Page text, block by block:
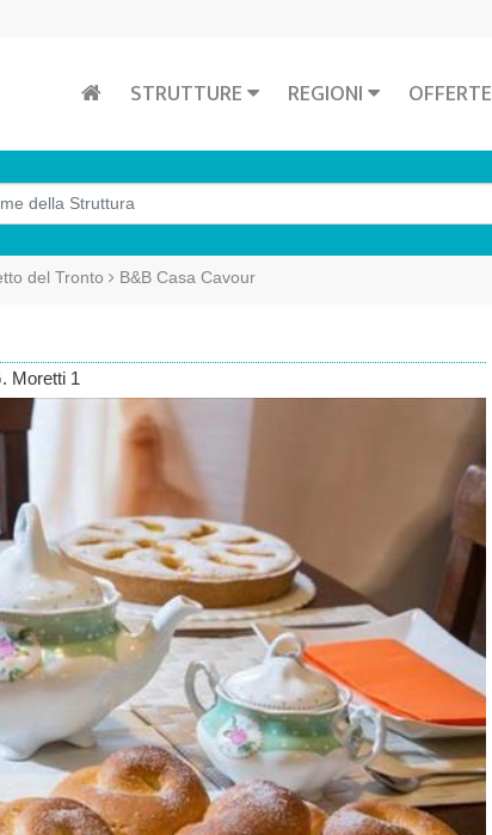
STRUTTURE REGIONI OFFERTE
del Tronto B&B Casa Cavour
Moretti 1